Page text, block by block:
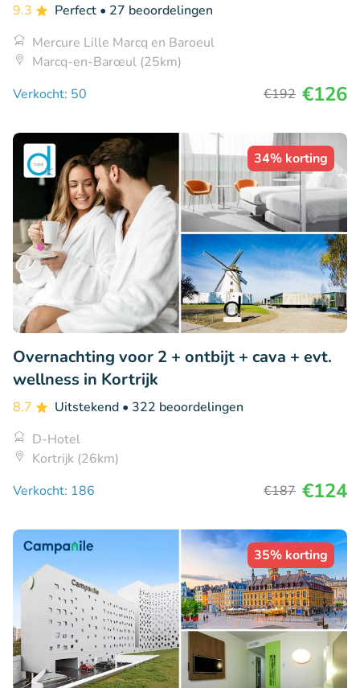
9.3 Perfect • 27 beoordelingen
Mercure Lille Marcq en Baroeul
Marcq-en-Barœul (25km)
Verkocht: 50
€192 €126
34% korting
Overnachting voor 2 + ontbijt + cava + evt.
wellness in Kortrijk
8.7 Uitstekend • 322 beoordelingen
D-Hotel
Kortrijk (26km)
Verkocht: 186
€187 €124
35% korting